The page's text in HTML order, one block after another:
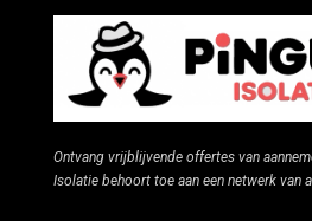
Ontvang vrijblijvende offertes van
Isolatie behoort toe aan een netwerk van